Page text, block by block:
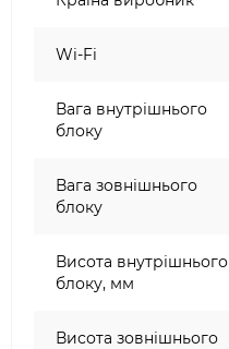
Wi-Fi
Вага внутрішнього
блоку
Вага зовнішнього
блоку
Висота внутрішнього
блоку, мм
Висота зовнішнього